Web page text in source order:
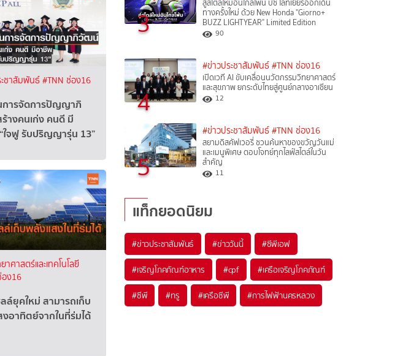
ะชาสัมพันธ์#TNN ช่อง16
ารจัดการปัญญาภิ
างคนเก่ง คนดี มี
ใจฟู รับปริญญารุ่น 13”
าศาสตร์และเทคโนโลยี
อง16
ลล์ยุคใหม่ สามารถเก็บ
อาทิตย์จากในที่ร่มได้
3
สู่สไตล์ใหม่อันไกลโพ้น บัซ ไลท์เยียร์ออกเดิน
ทางครั้งใหม่ ด้วย New Honda "Giorno+
BUZZ LIGHTYEAR" Limited Edition
90
4
#ข่าวประชาสัมพันธ์ #TNN ช่อง16
เปิดเวที AI ขับเคลื่อนนวัตกรรมวิทยาศาสตร์
และสุขภาพ ยกระดับไทยสู่ศูนย์กลางอาเซียน
12
5
#ข่าวประชาสัมพันธ์ #TNN ช่อง16
สยามดิสคัฟเวอรี่ ชวนค้นหาของขวัญวันแม่
และเมนูพิเศษ ตอบโจทย์ทุกไลฟ์สไตล์ในวัน
สำคัญ
11
แท็กยอดนิยม
#ข่าวประชาสัมพันธ์ #ข่าววันนี้ #ซีพีเอฟ
#เจริญโภคภัณฑ์อาหาร #cpf #เครือเจริญโภคภัณฑ์
#ซีพี #ทรู #เครือซีพี #การไฟฟ้านครหลวง